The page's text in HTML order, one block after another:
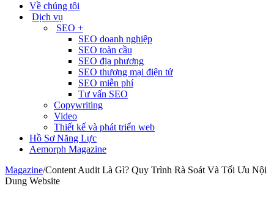
Về chúng tôi
Dịch vụ
SEO +
SEO doanh nghiệp
SEO toàn cầu
SEO địa phương
SEO thương mại điện tử
SEO miễn phí
Tư vấn SEO
Copywriting
Video
Thiết kế và phát triển web
Hồ Sơ Năng Lực
Aemorph Magazine
Magazine/Content Audit Là Gì? Quy Trình Rà Soát Và Tối Ưu Nội
Dung Website